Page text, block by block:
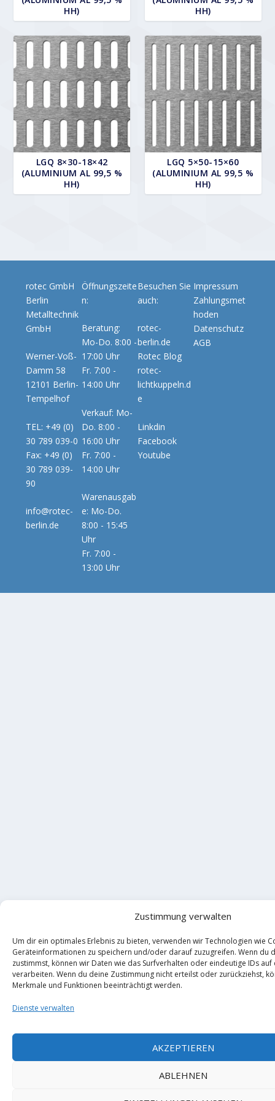
Zustimmung verwalten
Um dir ein optimales Erlebnis zu bieten, verwenden wir Technologien wie
Geräteinformationen zu speichern und/oder darauf zuzugreifen. Wenn du
zustimmst, können wir Daten wie das Surfverhalten oder eindeutige IDs
verarbeiten. Wenn du deine Zustimmung nicht erteilst oder zurückziehst,
Merkmale und Funktionen beeinträchtigt werden.
Dienste verwalten
AKZEPTIEREN
ABLEHNEN
HH)
HH)
LGQ 8×30-18×42
(ALUMINIUM AL 99,5 %
HH)
LGQ 5×50-15×60
(ALUMINIUM AL 99,5 %
HH)
rotec GmbH
Berlin
Metalltechnik
GmbH
Werner-Voß-
Damm 58
12101 Berlin-
Tempelhof
TEL: +49 (0)
30 789 039-0
Fax: +49 (0)
30 789 039-
90
info@rotec-
berlin.de
Öffnungszeite
n:
Beratung:
Mo-Do. 8:00 -
17:00 Uhr
Fr. 7:00 -
14:00 Uhr
Verkauf: Mo-
Do. 8:00 -
16:00 Uhr
Fr. 7:00 -
14:00 Uhr
Warenausgab
e: Mo-Do.
8:00 - 15:45
Uhr
Fr. 7:00 -
13:00 Uhr
Besuchen Sie
auch:
rotec-
berlin.de
Rotec Blog
rotec-
lichtkuppeln.d
e
Linkdin
Facebook
Youtube
Impressum
Zahlungsmet
hoden
Datenschutz
AGB